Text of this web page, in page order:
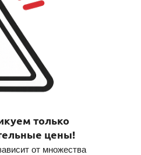
только
цены!
от множества